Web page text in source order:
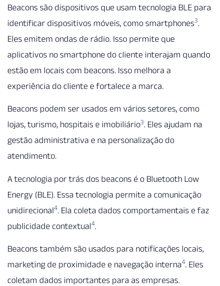
Beacons são dispositivos que usam tecnologia BLE para
identificar dispositivos móveis, como smartphones3.
Eles emitem ondas de rádio. Isso permite que
aplicativos no smartphone do cliente interajam quando
estão em locais com beacons. Isso melhora a
experiência do cliente e fortalece a marca.
Beacons podem ser usados em vários setores, como
lojas, turismo, hospitais e imobiliário3. Eles ajudam na
gestão administrativa e na personalização do
atendimento.
A tecnologia por trás dos beacons é o Bluetooth Low
Energy (BLE). Essa tecnologia permite a comunicação
unidirecional4. Ela coleta dados comportamentais e faz
publicidade contextual4.
Beacons também são usados para notificações locais,
marketing de proximidade e navegação interna4. Eles
coletam dados importantes para as empresas.